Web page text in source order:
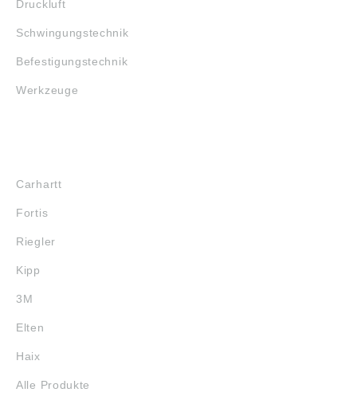
Druckluft
Schwingungstechnik
Befestigungstechnik
Werkzeuge
Carhartt
Fortis
Riegler
Kipp
3M
Elten
Haix
Alle Produkte